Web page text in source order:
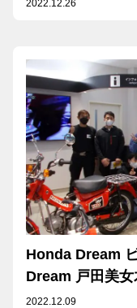
2022.12.26
Honda Dream
Dream 戸田美女
2022.12.09